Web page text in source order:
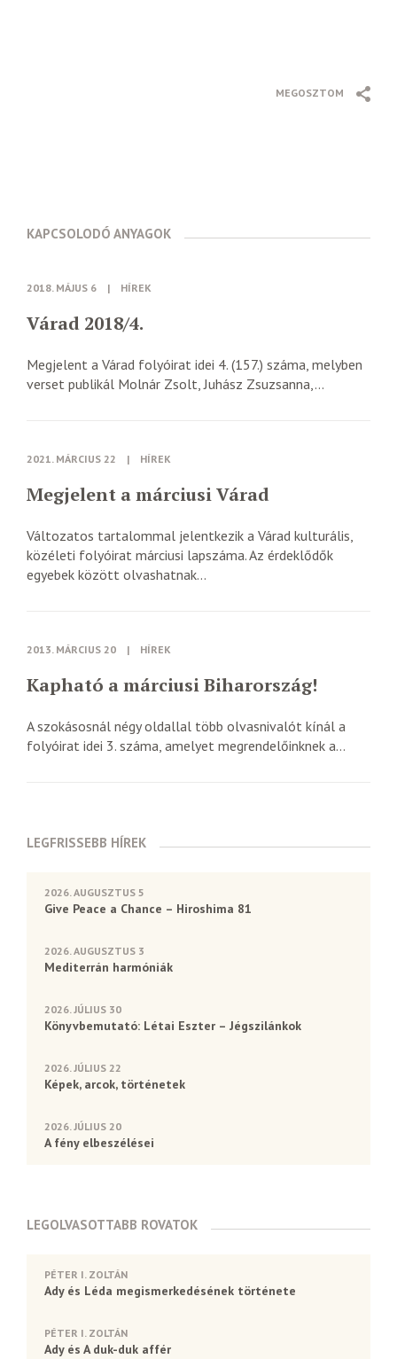
MEGOSZTOM
KAPCSOLODÓ ANYAGOK
2018. MÁJUS 6 | HÍREK
Várad 2018/4.
Megjelent a Várad folyóirat idei 4. (157.) száma, melyben
verset publikál Molnár Zsolt, Juhász Zsuzsanna,...
2021. MÁRCIUS 22 | HÍREK
Megjelent a márciusi Várad
Változatos tartalommal jelentkezik a Várad kulturális,
közéleti folyóirat márciusi lapszáma. Az érdeklődők
egyebek között olvashatnak...
2013. MÁRCIUS 20 | HÍREK
Kapható a márciusi Biharország!
A szokásosnál négy oldallal több olvasnivalót kínál a
folyóirat idei 3. száma, amelyet megrendelőinknek a...
LEGFRISSEBB HÍREK
2026. AUGUSZTUS 5
Give Peace a Chance – Hiroshima 81
2026. AUGUSZTUS 3
Mediterrán harmóniák
2026. JÚLIUS 30
Könyvbemutató: Létai Eszter – Jégszilánkok
2026. JÚLIUS 22
Képek, arcok, történetek
2026. JÚLIUS 20
A fény elbeszélései
LEGOLVASOTTABB ROVATOK
PÉTER I. ZOLTÁN
Ady és Léda megismerkedésének története
PÉTER I. ZOLTÁN
Ady és A duk-duk affér